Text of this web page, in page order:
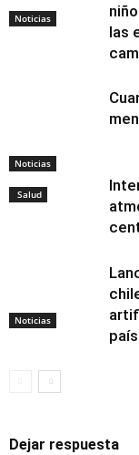
Noticias
Noticias
las
Salud
Noticias
Dejar respuesta